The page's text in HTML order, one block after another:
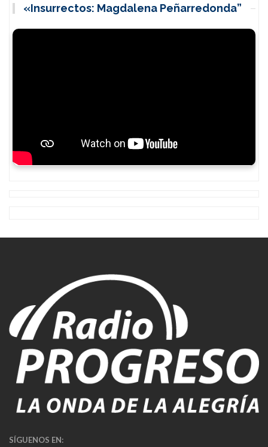
«Insurrectos: Magdalena Peñarredonda”
SÍGUENOS EN: